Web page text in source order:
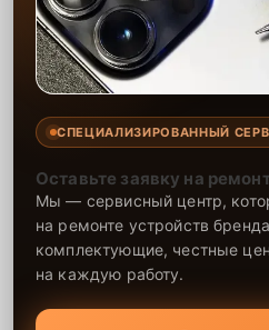
СПЕЦИАЛИЗИРОВАННЫЙ
Оставьте заявку на
Мы — сервисный центр,
на ремонте устройств
комплектующие, честные
на каждую работу.